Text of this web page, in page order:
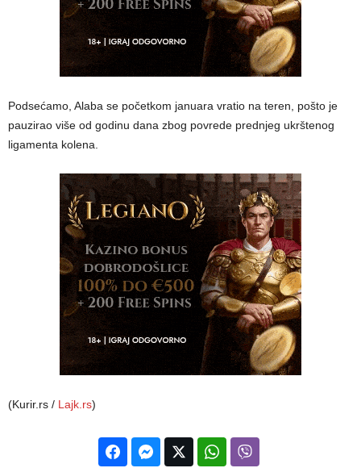
Podsećamo, Alaba se početkom januara vratio na teren, pošto je
pauzirao više od godinu dana zbog povrede prednjeg ukrštenog
ligamenta kolena.
(Kurir.rs / Lajk.rs)